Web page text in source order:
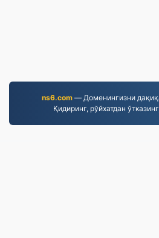
ns6.com— Доменингизни
Қидиринг, рўйхатдан